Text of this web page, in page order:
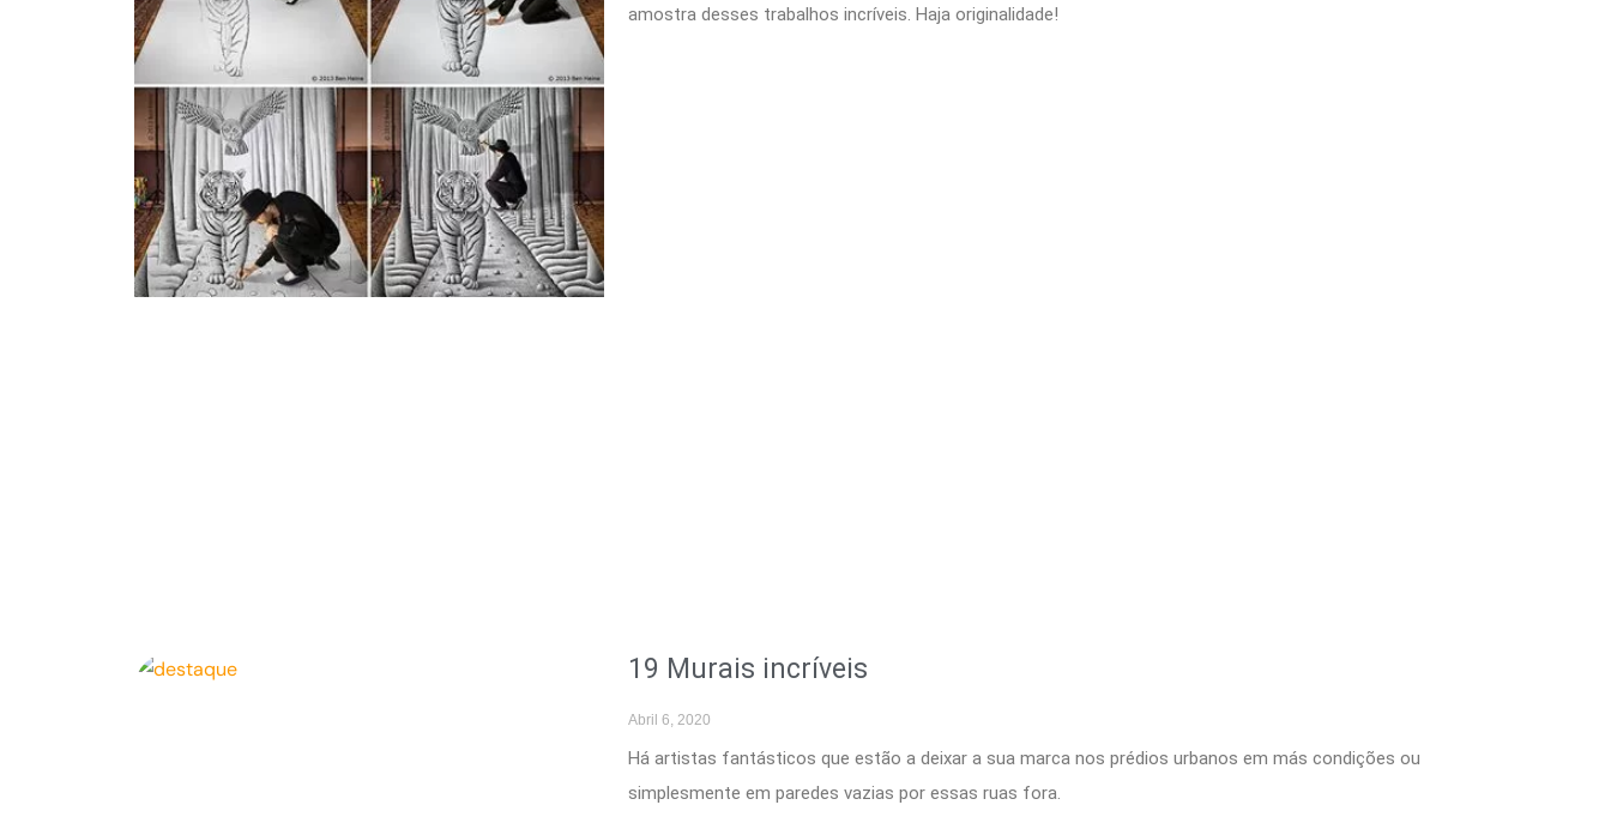
amostra desses trabalhos incríveis. Haja originalidade!
19 Murais incríveis
Abril 6, 2020
Há artistas fantásticos que estão a deixar a sua marca nos prédios urbanos em más condições ou
simplesmente em paredes vazias por essas ruas fora.